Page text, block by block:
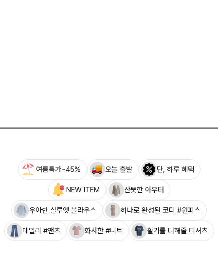
여름특가~45% 오늘 출발 단, 하루 혜택
NEW ITEM 산뜻한 아우터
우아한 실루엣 블라우스 하나로 완성된 코디 #원피스
데일리 #팬츠 화사한 #니트 활기를 더해줄 티셔츠